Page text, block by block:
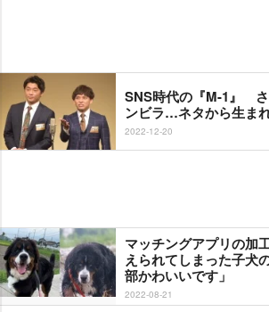
SNS時代の『M-1』
ンビラ…ネタから生ま
2022-12-20
マッチングアプリの
えられてしまった子犬
部かわいいです」
2022-08-21